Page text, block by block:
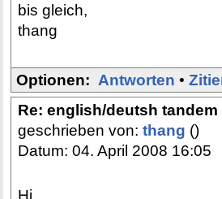
bis gleich,
thang
Optionen: Antworten •
Re: english/deutsh
geschrieben von: thang ()
Datum: 04. April 2008 16:05
Hi,